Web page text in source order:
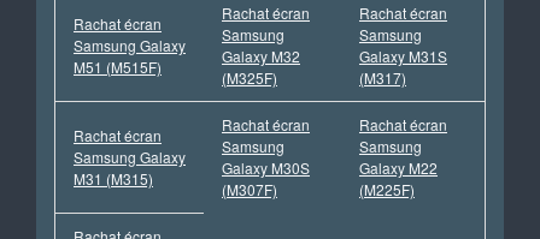
Rachat écran
Samsung Galaxy
M51 (M515F)
Rachat écran
Samsung
Galaxy M32
(M325F)
Rachat écran
Samsung
Galaxy M31S
(M317)
Rachat écran
Samsung Galaxy
M31 (M315)
Rachat écran
Samsung
Galaxy M30S
(M307F)
Rachat écran
Samsung
Galaxy M22
(M225F)